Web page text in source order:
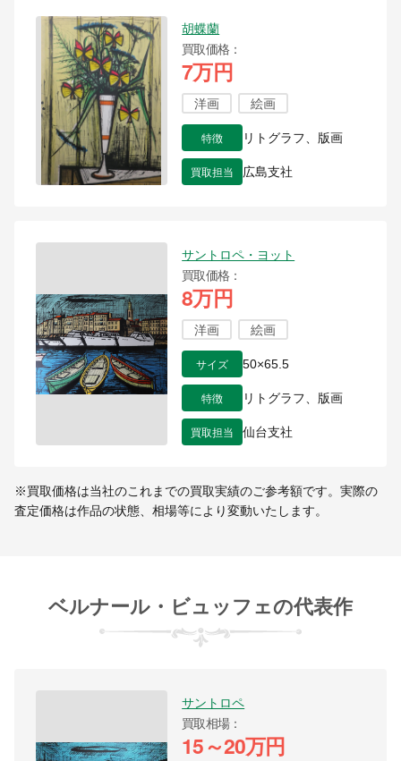
胡蝶蘭
買取価格
7万円
洋画 絵画
特徴 リトグラフ、版画
買取担当 広島支社
サントロペ・ヨット
買取価格
8万円
洋画 絵画
サイズ 50×65.5
特徴 リトグラフ、版画
買取担当 仙台支社
※買取価格は当社のこれまでの買取実績のご参考額です。実際の
査定価格は作品の状態、相場等により変動いたします。
ベルナール・ビュッフェの代表作
サントロペ
買取相場
15～20万円